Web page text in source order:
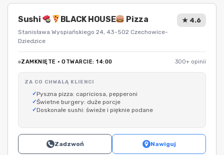
Sushi BLACK HOUSE Pizza
Stanisława Wyspiańskiego 24, 43-502 Czechowice-
Dziedzice
★ 4.6
ZAMKNIĘTE · OTWARCIE: 14:00 300+ opinii
ZA CO CHWALĄ KLIENCI
Pyszna pizza: capriciosa, pepperoni
Świetne burgery: duże porcje
Doskonałe sushi: świeże i pięknie podane
Zadzwoń Nawiguj